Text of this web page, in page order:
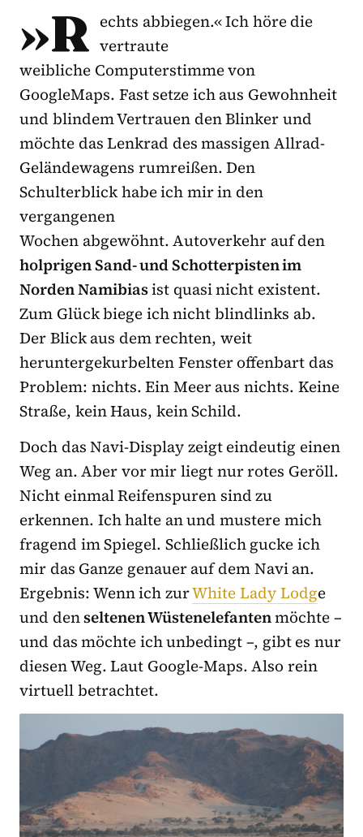
»R echts abbiegen.« Ich höre die
vertraute
weibliche Computerstimme von
GoogleMaps. Fast setze ich aus Gewohnheit
und blindem Vertrauen den Blinker und
möchte das Lenkrad des massigen Allrad-
Geländewagens rumreißen. Den
Schulterblick habe ich mir in den
vergangenen
Wochen abgewöhnt. Autoverkehr auf den
holprigen Sand- und Schotterpisten im
Norden Namibiasist quasi nicht existent.
Zum Glück biege ich nicht blindlinks ab.
Der Blick aus dem rechten, weit
heruntergekurbelten Fenster offenbart das
Problem: nichts. Ein Meer aus nichts. Keine
Straße, kein Haus, kein Schild.
Doch das Navi-Display zeigt eindeutig einen
Weg an. Aber vor mir liegt nur rotes Geröll.
Nicht einmal Reifenspuren sind zu
erkennen. Ich halte an und mustere mich
fragend im Spiegel. Schließlich gucke ich
mir das Ganze genauer auf dem Navi an.
Ergebnis: Wenn ich zurWhite Lady Lodge
und denseltenen Wüstenelefantenmöchte –
und das möchte ich unbedingt –, gibt es nur
diesen Weg. Laut Google-Maps. Also rein
virtuell betrachtet.